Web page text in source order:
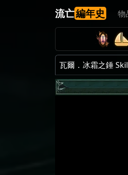
流亡編年史 物
瓦爾．冰霜之錘